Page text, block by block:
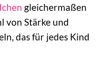
gleichermaßen
von Stärke und
das für jedes Kind